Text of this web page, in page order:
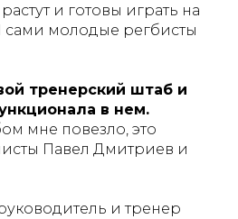
и готовы играть на
молодые регбисты
тренерский штаб и
в нем.
мне повезло, это
Павел Дмитриев и
и тренер